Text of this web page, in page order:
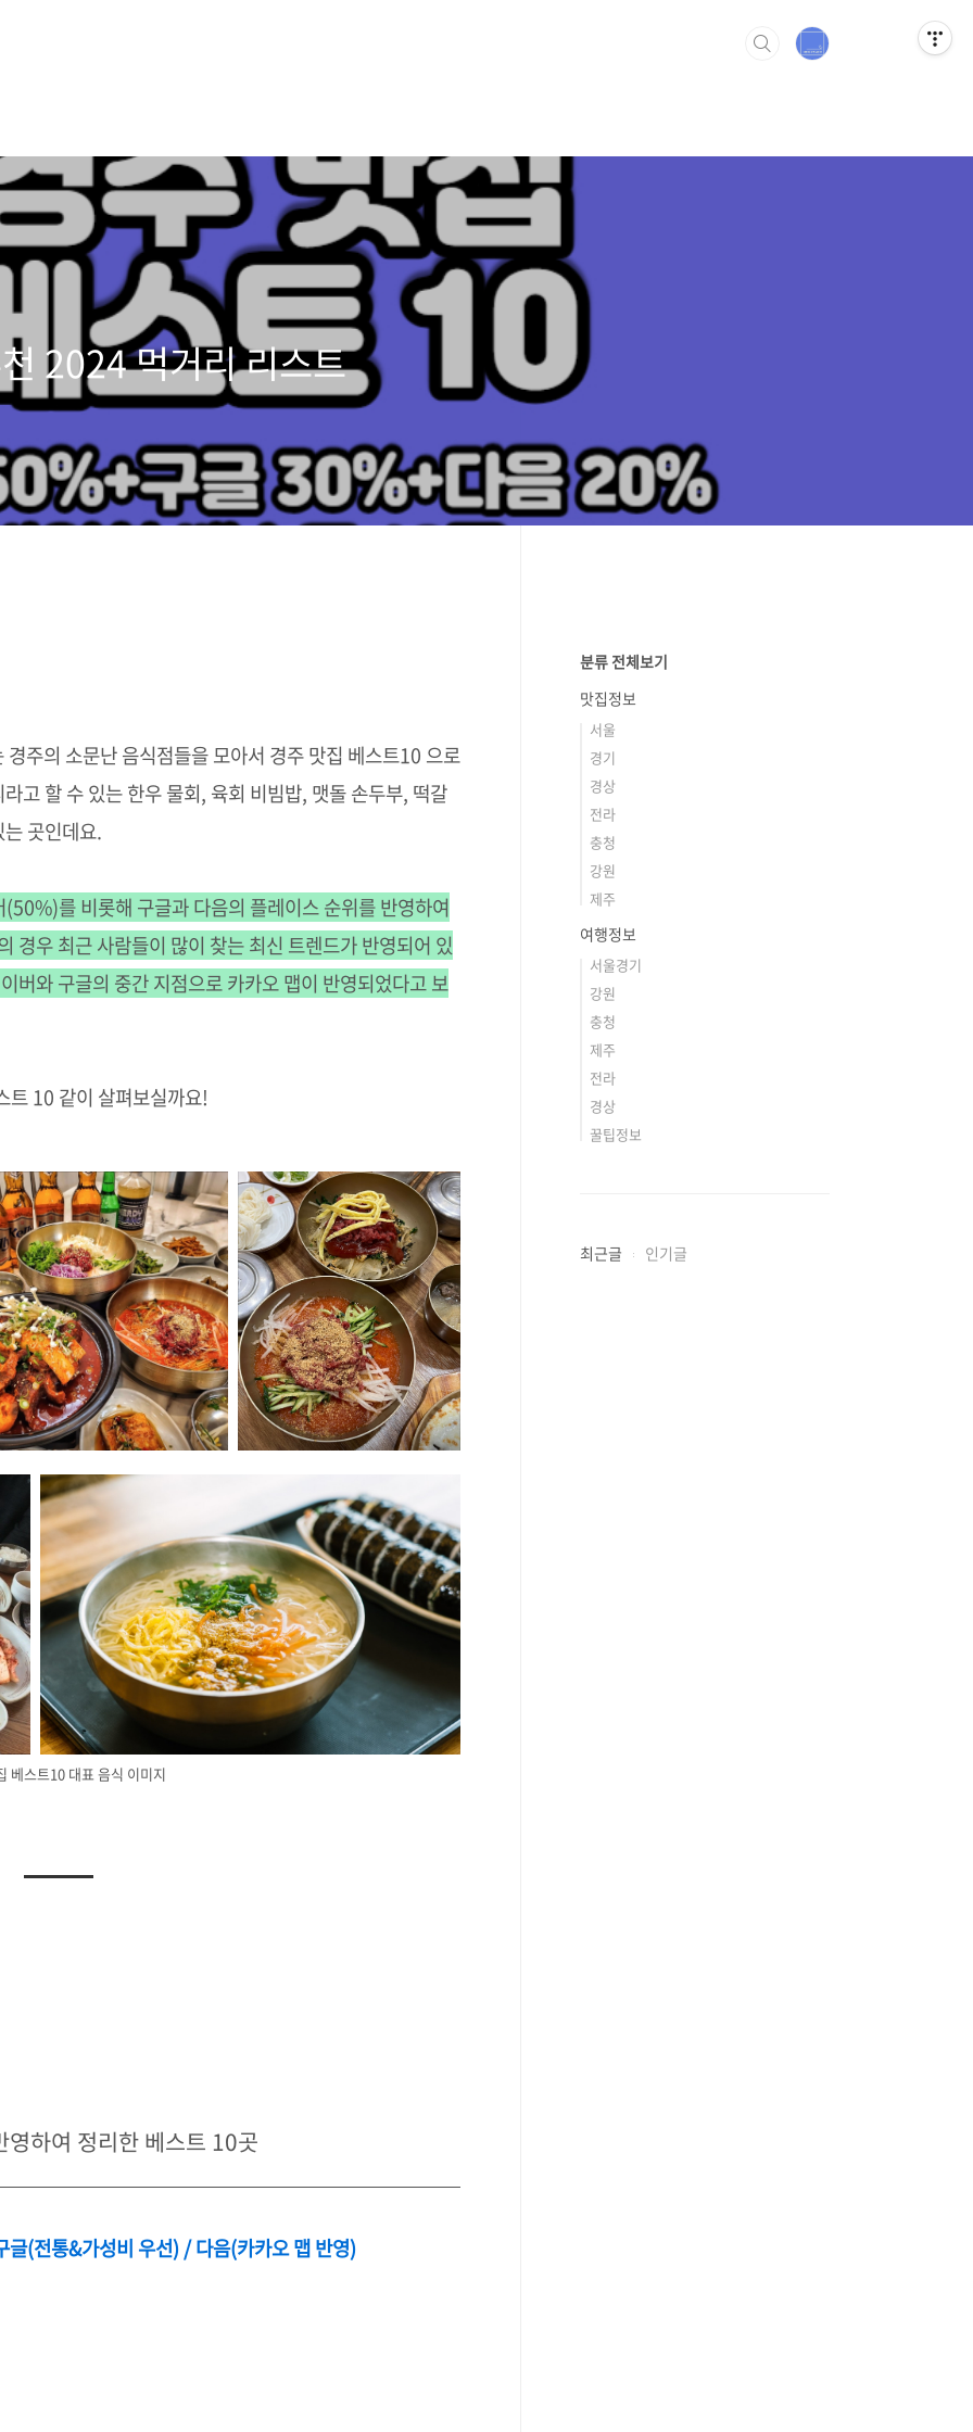
2024 먹거리 리스트
주의 소문난 음식점들을 모아서 경주 맛집 베스트10 으로
고 할 수 있는 한우 물회, 육회 비빔밥, 맷돌 손두부, 떡갈
곳인데요.
를 비롯해 구글과 다음의 플레이스 순위를 반영하여
경우 최근 사람들이 많이 찾는 최신 트렌드가 반영되어 있
버와 구글의 중간 지점으로 카카오 맵이 반영되었다고 보
트 10 같이 살펴보실까요!
베스트10 대표 음식 이미지
하여 정리한 베스트 10곳
(전통&가성비 우선) / 다음(카카오 맵 반영)
분류 전체보기
맛집정보
서울
경기
경상
전라
충청
강원
제주
여행정보
서울경기
강원
충청
제주
전라
경상
꿀팁정보
최근글 인기글